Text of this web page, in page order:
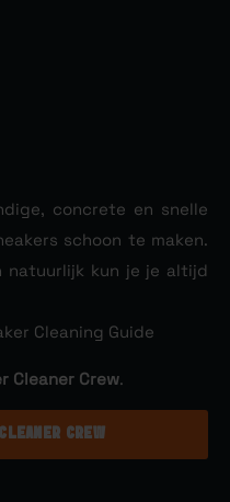
concrete en snelle
schoon te maken.
natuurlijk kun je je altijd
Cleaning Guide
Cleaner Crew.
CREW